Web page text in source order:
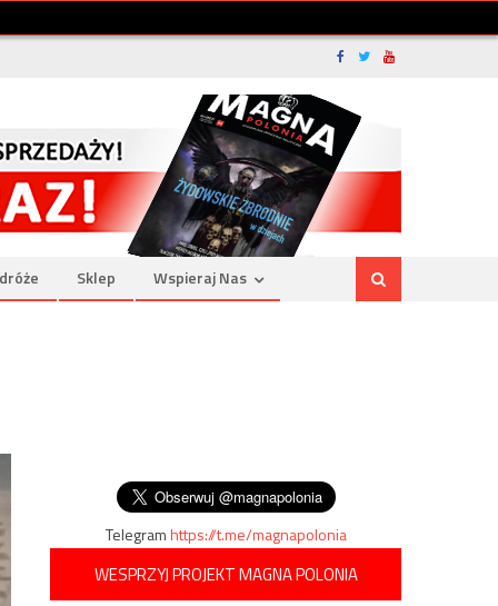
Sklep Wspieraj Nas
Telegramhttps://t.me/magnapolonia
WESPRZYJ PROJEKT MAGNA POLONIA